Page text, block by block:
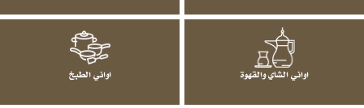
اواني الشاي والقهوة اواني الطبخ